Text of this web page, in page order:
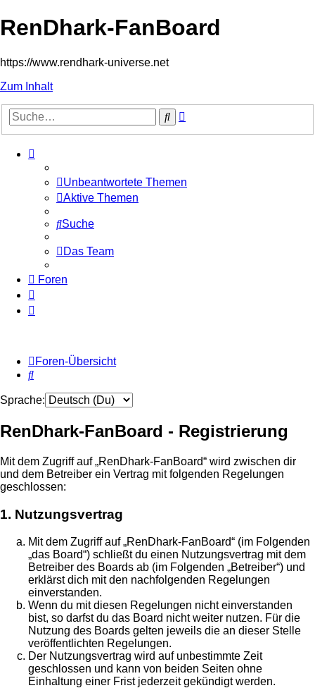
RenDhark-FanBoard
https://www.rendhark-universe.net
Zum Inhalt
Suche
Unbeantwortete Themen
Aktive Themen
Suche
Das Team
Foren
Foren-Übersicht
Suche
Sprache:
RenDhark-FanBoard - Registrierung
Mit dem Zugriff auf „RenDhark-FanBoard“ wird zwischen dir
und dem Betreiber ein Vertrag mit folgenden Regelungen
geschlossen:
1. Nutzungsvertrag
Mit dem Zugriff auf „RenDhark-FanBoard“ (im Folgenden
„das Board“) schließt du einen Nutzungsvertrag mit dem
Betreiber des Boards ab (im Folgenden „Betreiber“) und
erklärst dich mit den nachfolgenden Regelungen
einverstanden.
Wenn du mit diesen Regelungen nicht einverstanden
bist, so darfst du das Board nicht weiter nutzen. Für die
Nutzung des Boards gelten jeweils die an dieser Stelle
veröffentlichten Regelungen.
Der Nutzungsvertrag wird auf unbestimmte Zeit
geschlossen und kann von beiden Seiten ohne
Einhaltung einer Frist jederzeit gekündigt werden.